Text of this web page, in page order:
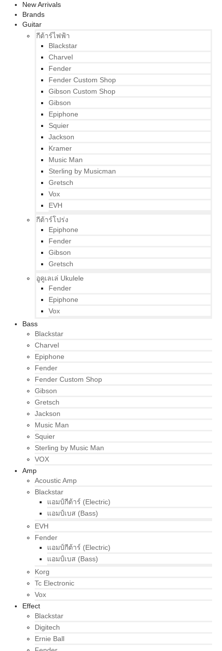
New Arrivals
Brands
Guitar
กีต้าร์ไฟฟ้า
Blackstar
Charvel
Fender
Fender Custom Shop
Gibson Custom Shop
Gibson
Epiphone
Squier
Jackson
Kramer
Music Man
Sterling by Musicman
Gretsch
Vox
EVH
กีต้าร์โปร่ง
Epiphone
Fender
Gibson
Gretsch
อูคูเลเล่ Ukulele
Fender
Epiphone
Vox
Bass
Blackstar
Charvel
Epiphone
Fender
Fender Custom Shop
Gibson
Gretsch
Jackson
Music Man
Squier
Sterling by Music Man
VOX
Amp
Acoustic Amp
Blackstar
แอมป์กีต้าร์ (Electric)
แอมป์เบส (Bass)
EVH
Fender
แอมป์กีต้าร์ (Electric)
แอมป์เบส (Bass)
Korg
Tc Electronic
Vox
Effect
Blackstar
Digitech
Ernie Ball